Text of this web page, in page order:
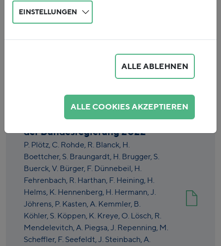
Klimaschutzsofortprogramms
der Bundesregierung 2022
P. Plötz, C. Rohde, R. Blanck, H.
Boettcher, S. Braungardt, H. Brugger, S.
Buerck,V. Bürger, F. Dünnebeil, H.
Fehrenbach, R. Harthan, F. Heining, H.
Helms, K. Hennenberg, H. Hermann,J.
Jöhrens, P. Kasten,A. Kemmler, B.
Köhler, S. Köppen, K. Kreye, O. Lösch, R.
Mendelevitch,A. Piegsa,J. Repenning, M.
Scheffler, F. Seefeldt,J. Steinbach,A.
EINSTELLUNGEN
ALLE ABLEHNEN
ALLE COOKIES AKZEPTIEREN